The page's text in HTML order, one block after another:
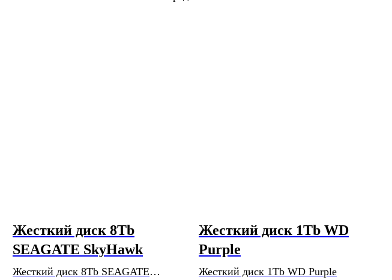
Жесткий диск 8Tb
SEAGATE SkyHawk
Жесткий диск 8Tb SEAGATE
Жесткий диск 1Tb WD
Purple
Жесткий диск 1Tb WD Purple